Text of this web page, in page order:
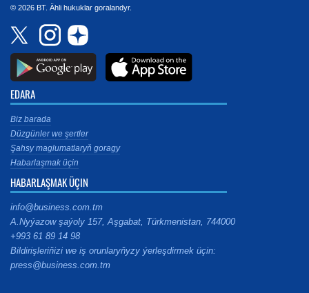
© 2026 BT. Ähli hukuklar goralandyr.
EDARA
Biz barada
Düzgünler we şertler
Şahsy maglumatlaryň goragy
Habarlaşmak üçin
HABARLAŞMAK ÜÇIN
info@business.com.tm
A.Nyýazow şaýoly 157, Aşgabat, Türkmenistan, 744000
+993 61 89 14 98
Bildirişleriňizi we iş orunlaryňyzy ýerleşdirmek üçin:
press@business.com.tm